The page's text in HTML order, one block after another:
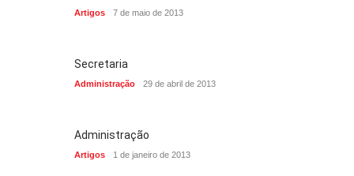
Artigos 7 de maio de 2013
Secretaria
Administração 29 de abril de 2013
Administração
Artigos 1 de janeiro de 2013